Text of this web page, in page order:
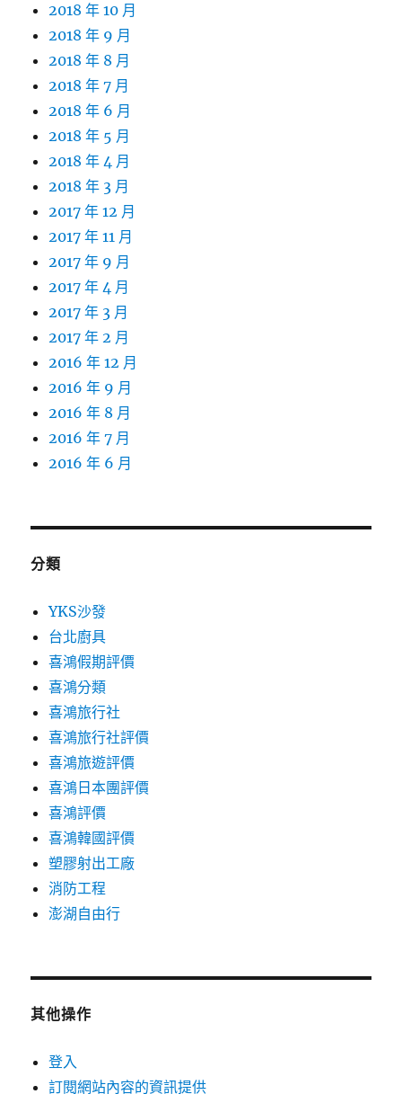
2018 年 10 月
2018 年 9 月
2018 年 8 月
2018 年 7 月
2018 年 6 月
2018 年 5 月
2018 年 4 月
2018 年 3 月
2017 年 12 月
2017 年 11 月
2017 年 9 月
2017 年 4 月
2017 年 3 月
2017 年 2 月
2016 年 12 月
2016 年 9 月
2016 年 8 月
2016 年 7 月
2016 年 6 月
分類
YKS沙發
台北廚具
喜鴻假期評價
喜鴻分類
喜鴻旅行社
喜鴻旅行社評價
喜鴻旅遊評價
喜鴻日本團評價
喜鴻評價
喜鴻韓國評價
塑膠射出工廠
消防工程
澎湖自由行
其他操作
登入
訂閱網站內容的資訊提供